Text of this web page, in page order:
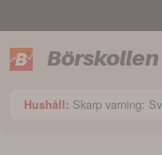
Börskollen
Hushåll: Skarp varning: